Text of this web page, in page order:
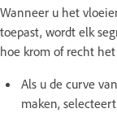
Wanneer u het
toepast, wordt elk
hoe krom of recht
Als u de curve
maken,